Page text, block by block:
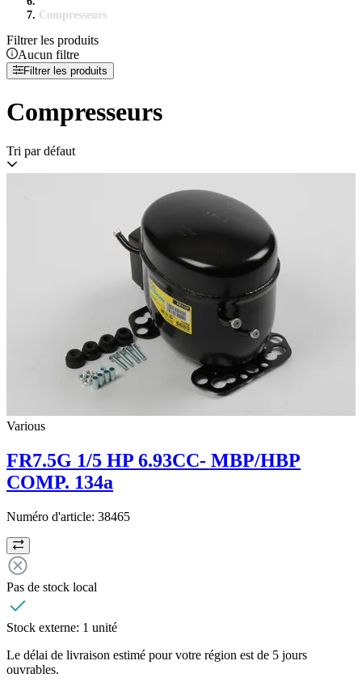
Compresseurs
Filtrer les produits
Aucun filtre
Filtrer les produits
Compresseurs
Tri par défaut
Various
FR7.5G 1/5 HP 6.93CC- MBP/HBP
COMP. 134a
Numéro d'article: 38465
Pas de stock local
Stock externe: 1 unité
Le délai de livraison estimé pour votre région est de 5 jours
ouvrables.